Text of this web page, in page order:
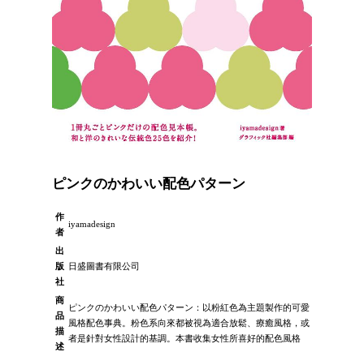
ピンクのかわいい配色パターン
作
者
iyamadesign
出
版
社
日盛圖書有限公司
商
品
描
述
ピンクのかわいい配色パターン：以粉紅色為主題製作的可愛
風格配色事典。粉色系向來都被視為適合放鬆、療癒風格，或
者是針對女性設計的基調。本書收集女性所喜好的配色風格